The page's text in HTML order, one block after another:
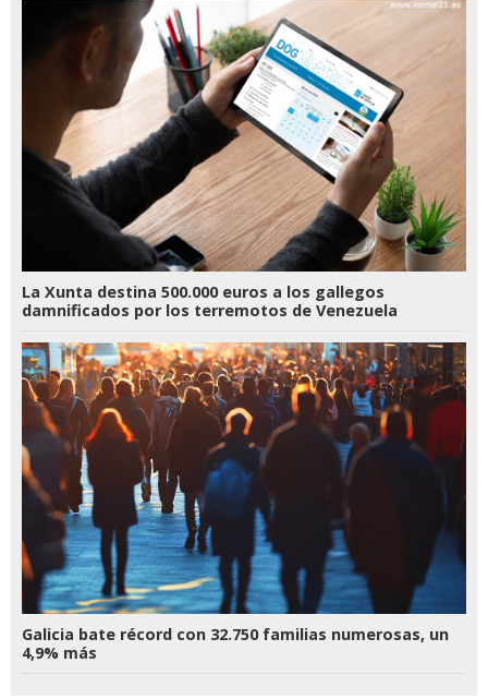
La Xunta destina 500.000 euros a los gallegos
damnificados por los terremotos de Venezuela
Galicia bate récord con 32.750 familias numerosas, un
4,9% más